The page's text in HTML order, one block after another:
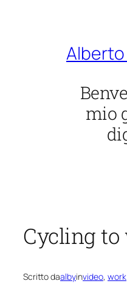
mio
Cycling
Scritto daalbyinvideo, work